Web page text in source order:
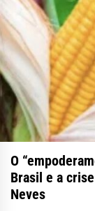
O
Brasil e a
Neves